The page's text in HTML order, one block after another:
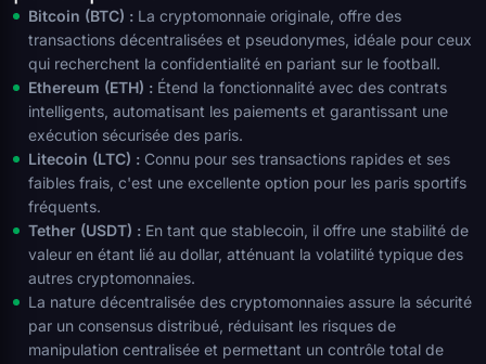
Bitcoin (BTC) : La cryptomonnaie originale, offre des
transactions décentralisées et pseudonymes, idéale pour ceux
qui recherchent la confidentialité en pariant sur le football.
Ethereum (ETH) : Étend la fonctionnalité avec des contrats
intelligents, automatisant les paiements et garantissant une
exécution sécurisée des paris.
Litecoin (LTC) : Connu pour ses transactions rapides et ses
faibles frais, c'est une excellente option pour les paris sportifs
fréquents.
Tether (USDT) : En tant que stablecoin, il offre une stabilité de
valeur en étant lié au dollar, atténuant la volatilité typique des
autres cryptomonnaies.
La nature décentralisée des cryptomonnaies assure la sécurité
par un consensus distribué, réduisant les risques de
manipulation centralisée et permettant un contrôle total de